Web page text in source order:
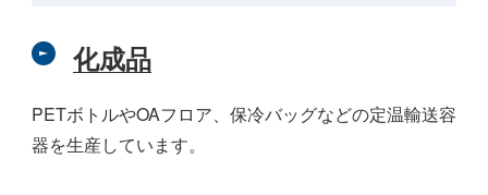
化成品
PETボトルやOAフロア、保冷バッグなどの定温輸送容
器を生産しています。